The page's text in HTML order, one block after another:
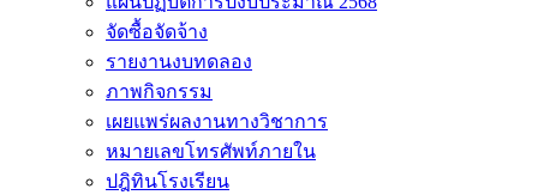
จัดซื้อจัดจ้าง
รายงานงบทดลอง
ภาพกิจกรรม
เผยแพร่ผลงานทางวิชาการ
หมายเลขโทรศัพท์ภายใน
ปฎิทินโรงเรียน